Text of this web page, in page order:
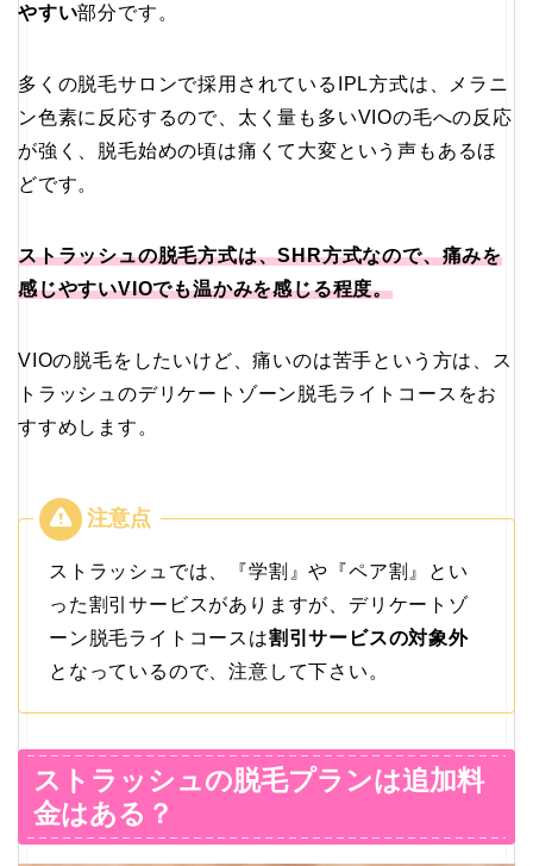
やすい部分です。
多くの脱毛サロンで採用されているIPL方式は、メラニ
ン色素に反応するので、太く量も多いVIOの毛への反応
が強く、脱毛始めの頃は痛くて大変という声もあるほ
どです。
ストラッシュの脱毛方式は、SHR方式なので、痛みを
感じやすいVIOでも温かみを感じる程度。
VIOの脱毛をしたいけど、痛いのは苦手という方は、ス
トラッシュのデリケートゾーン脱毛ライトコースをお
すすめします。
ストラッシュでは、『学割』や『ペア割』とい
った割引サービスがありますが、デリケートゾ
ーン脱毛ライトコースは割引サービスの対象外
となっているので、注意して下さい。
ストラッシュの脱毛プランは追加料
金はある？